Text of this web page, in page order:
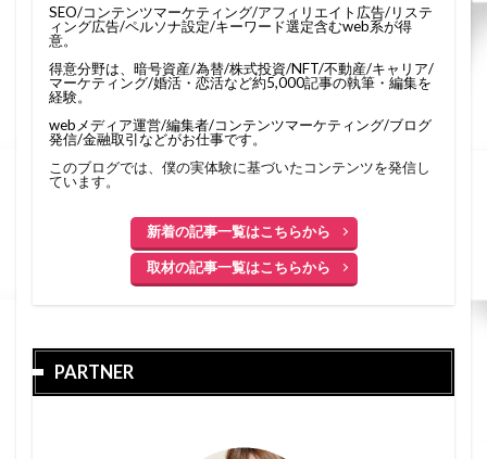
SEO/コンテンツマーケティング/アフィリエイト広告/リステ
ィング広告/ペルソナ設定/キーワード選定含むweb系が得
意。
得意分野は、暗号資産/為替/株式投資/NFT/不動産/キャリア/
マーケティング/婚活・恋活など約5,000記事の執筆・編集を
経験。
webメディア運営/編集者/コンテンツマーケティング/ブログ
発信/金融取引などがお仕事です。
このブログでは、僕の実体験に基づいたコンテンツを発信し
ています。
新着の記事一覧はこちらから
取材の記事一覧はこちらから
PARTNER